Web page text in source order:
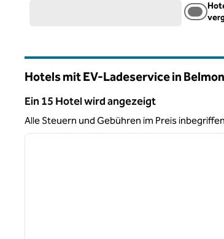
Hotels mit EV-Ladeservice in
Ein 15 Hotel wird angezeigt
Ein 15 Hotel wird angezeigt
Alle Steuern und Gebühren im Preis inbegriffen
1 von 12